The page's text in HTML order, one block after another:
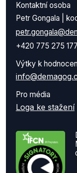
Kontaktní osoba
Petr Gongala |
+420 775 275 177
Výtky k
Pro média
Loga ke stažení